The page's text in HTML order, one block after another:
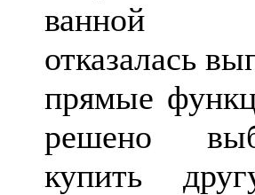
ванной
отказалась
прямые
решено
купить